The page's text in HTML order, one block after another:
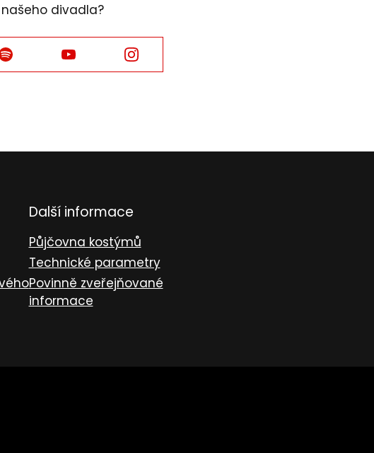
divadla?
Facebook Facebook
Další informace
Půjčovna kostýmů
Technické parametry
Povinně zveřejňované
informace